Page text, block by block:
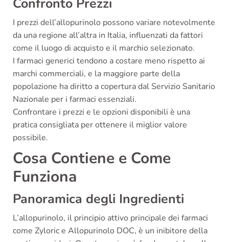
I prezzi dell’allopurinolo possono variare notevolmente
da una regione all’altra in Italia, influenzati da fattori
come il luogo di acquisto e il marchio selezionato.
I farmaci generici tendono a costare meno rispetto ai
marchi commerciali, e la maggiore parte della
popolazione ha diritto a copertura dal Servizio Sanitario
Nazionale per i farmaci essenziali.
Confrontare i prezzi e le opzioni disponibili è una
pratica consigliata per ottenere il miglior valore
possibile.
Cosa Contiene e Come
Funziona
Panoramica degli Ingredienti
L’allopurinolo, il principio attivo principale dei farmaci
come Zyloric e Allopurinolo DOC, è un inibitore della